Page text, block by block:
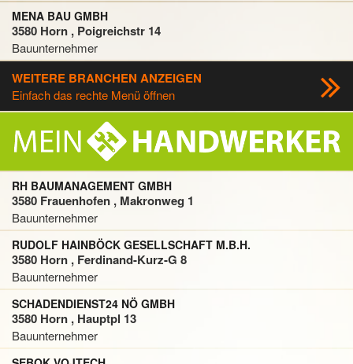
MENA BAU GMBH
3580 Horn , Poigreichstr 14
Bauunternehmer
WEITERE BRANCHEN ANZEIGEN
Einfach das rechte Menü öffnen
RH BAUMANAGEMENT GMBH
3580 Frauenhofen , Makronweg 1
Bauunternehmer
RUDOLF HAINBÖCK GESELLSCHAFT M.B.H.
3580 Horn , Ferdinand-Kurz-G 8
Bauunternehmer
SCHADENDIENST24 NÖ GMBH
3580 Horn , Hauptpl 13
Bauunternehmer